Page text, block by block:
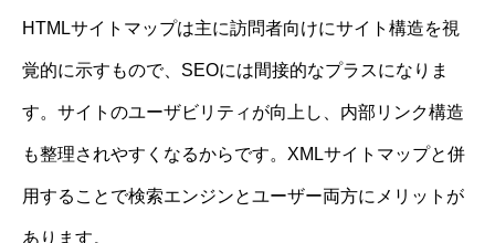
HTMLサイトマップは主に訪問者向けにサイト構造を視
覚的に示すもので、SEOには間接的なプラスになりま
す。サイトのユーザビリティが向上し、内部リンク構造
も整理されやすくなるからです。XMLサイトマップと併
用することで検索エンジンとユーザー両方にメリットが
あります。